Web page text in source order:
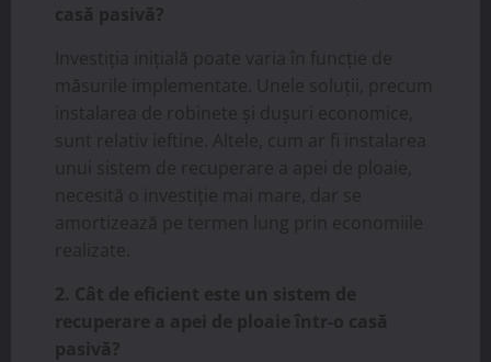
casă pasivă?
Investiția inițială poate varia în funcție de
măsurile implementate. Unele soluții, precum
instalarea de robinete și dușuri economice,
sunt relativ ieftine. Altele, cum ar fi instalarea
unui sistem de recuperare a apei de ploaie,
necesită o investiție mai mare, dar se
amortizează pe termen lung prin economiile
realizate.
2. Cât de eficient este un sistem de
recuperare a apei de ploaie într-o casă
pasivă?